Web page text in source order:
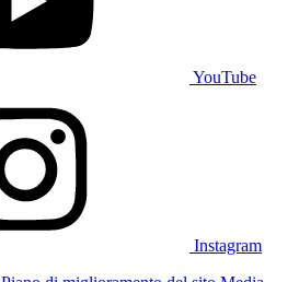
YouTube
Instagram